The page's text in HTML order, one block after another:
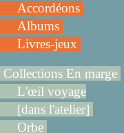
Accordéons
Albums
Livres-jeux
Collections En marge
L'œil voyage
[dans l'atelier]
Orbe